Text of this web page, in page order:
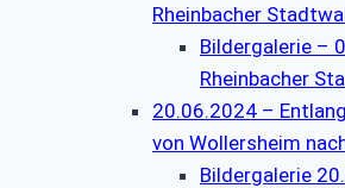
Rheinbacher
Bildergalerie –
Rheinbacher
20.06.2024 –
von Wollersheim
Bildergalerie